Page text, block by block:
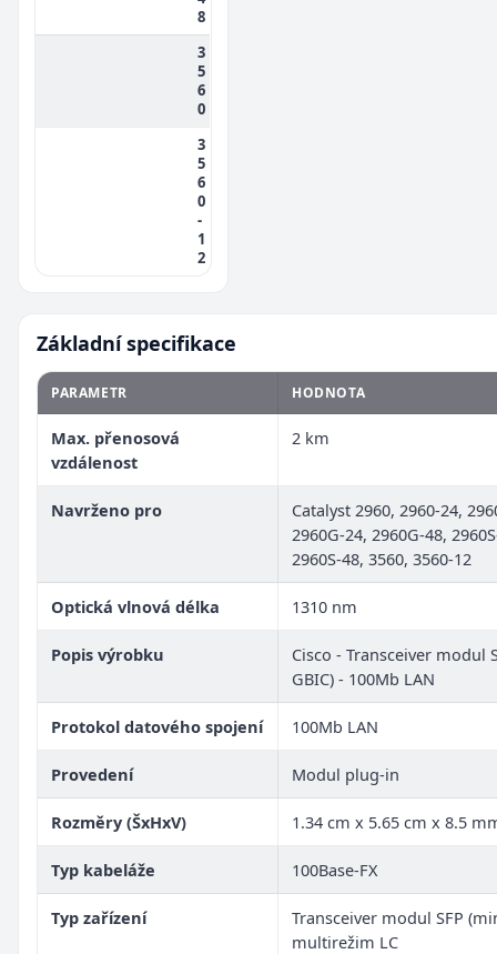
8
3
5
6
0
3
5
6
0
-
1
2
Základní specifikace
PARAMETR HODNOTA
Max. přenosová
vzdálenost
2 km
Navrženo pro
Catalyst 2960, 2960-24,
2960G-24, 2960G-48,
2960S-48, 3560, 3560-12
Optická vlnová délka 1310 nm
Popis výrobku
Cisco - Transceiver modul
GBIC) - 100Mb LAN
Protokol datového spojení 100Mb LAN
Provedení Modul plug-in
Rozměry (ŠxHxV) 1.34 cm x 5.65 cm x 8.5
Typ kabeláže 100Base-FX
Typ zařízení
Transceiver modul SFP
multirežim LC